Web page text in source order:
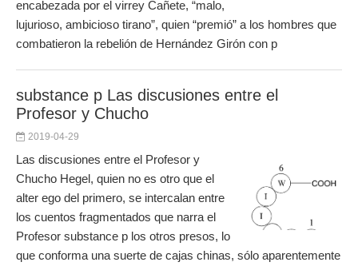
encabezada por el virrey Cañete, “malo,
lujurioso, ambicioso tirano”, quien “premió” a los hombres que
combatieron la rebelión de Hernández Girón con p
substance p Las discusiones entre el
Profesor y Chucho
2019-04-29
Las discusiones entre el Profesor y
Chucho Hegel, quien no es otro que el
alter ego del primero, se intercalan entre
los cuentos fragmentados que narra el
Profesor substance p los otros presos, lo
que conforma una suerte de cajas chinas, sólo aparentemente